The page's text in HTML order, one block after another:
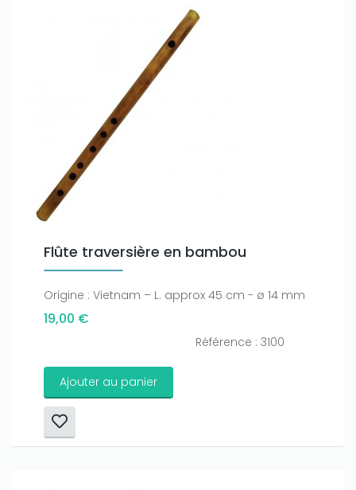
Flûte traversière en bambou
Origine : Vietnam – L. approx 45 cm - ø 14 mm
19,00 €
Référence : 3100
Ajouter au panier